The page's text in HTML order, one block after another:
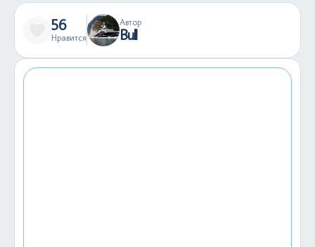
нашим сервисом, где лучшие раскраски онлайн
Самосвал. Можете отправить ссылку другу и
вместе играть в раскраски-онлайн. В каталоге
большой выбор раскрасок-онлайн для детей
56
Нравится
Автор
Bull